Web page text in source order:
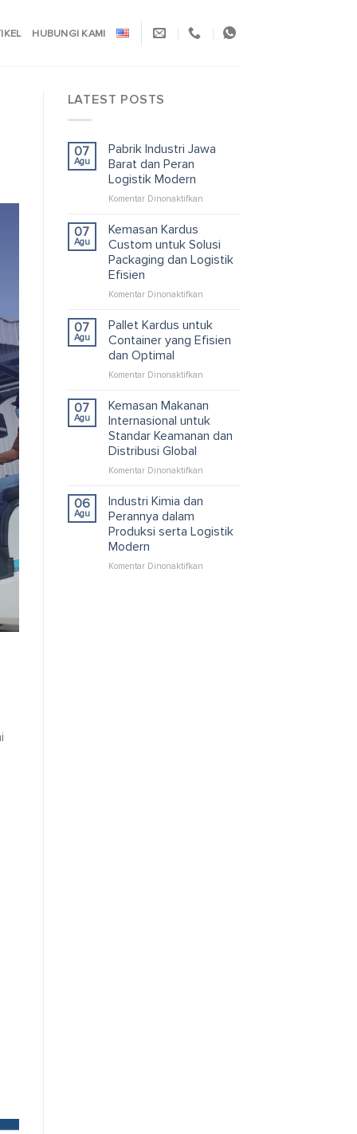
HUBUNGI KAMI
LATEST POSTS
07
Agu
Pabrik Industri Jawa
Barat dan Peran
Logistik Modern
Komentar Dinonaktifkanpada
Jawa
Barat
dan
Logistik
07
Agu
Kemasan Kardus
Custom untuk Solusi
Packaging dan Logistik
Efisien
Komentar Dinonaktifkanpada
Kardus
Custom
untuk
Packaging
Logistik
Efisien
07
Agu
Pallet Kardus untuk
Container yang Efisien
dan Optimal
Komentar Dinonaktifkanpada
untuk
Container
yang
dan
07
Agu
Kemasan Makanan
Internasional untuk
Standar Keamanan dan
Distribusi Global
Komentar Dinonaktifkanpada
Standar
dan
06
Agu
Industri Kimia dan
Perannya dalam
Produksi serta Logistik
Modern
Komentar Dinonaktifkanpada